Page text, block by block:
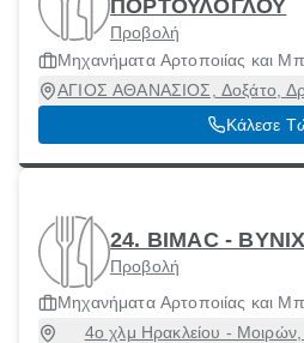
ΠΟΡΤΟΥΛΟΓΛΟΥ
Προβολή
Μηχανήματα Αρτοποιίας και
ΑΓΙΟΣ ΑΘΑΝΑΣΙΟΣ, Δοξάτο,
Κάλεσε
24. BIMAC -
Προβολή
Μηχανήματα Αρτοποιίας και
4ο χλμ Ηρακλείου -